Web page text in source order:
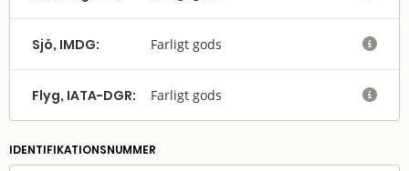
Sjö, IMDG: Farligt gods 
Flyg, IATA-DGR: Farligt gods 
IDENTIFIKATIONSNUMMER